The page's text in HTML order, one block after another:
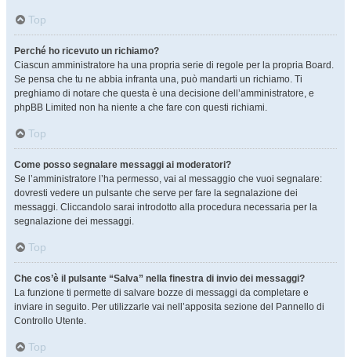
Top
Perché ho ricevuto un richiamo?
Ciascun amministratore ha una propria serie di regole per la propria Board.
Se pensa che tu ne abbia infranta una, può mandarti un richiamo. Ti
preghiamo di notare che questa è una decisione dell’amministratore, e
phpBB Limited non ha niente a che fare con questi richiami.
Top
Come posso segnalare messaggi ai moderatori?
Se l’amministratore l’ha permesso, vai al messaggio che vuoi segnalare:
dovresti vedere un pulsante che serve per fare la segnalazione dei
messaggi. Cliccandolo sarai introdotto alla procedura necessaria per la
segnalazione dei messaggi.
Top
Che cos’è il pulsante “Salva” nella finestra di invio dei messaggi?
La funzione ti permette di salvare bozze di messaggi da completare e
inviare in seguito. Per utilizzarle vai nell’apposita sezione del Pannello di
Controllo Utente.
Top